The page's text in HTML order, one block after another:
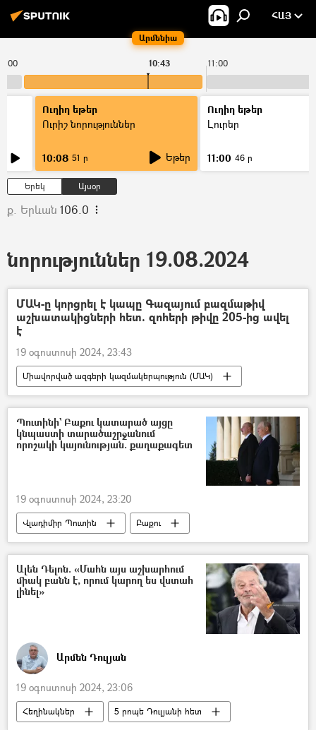
Արմենիա
ՀԱՅ
11:00
10:43
Ուղիղ եթեր
Ուրիշ նորություններ
10:08 51 ր Եթեր
Ուղիղ եթեր
Լուրեր
11:00 46 ր
Երեկ Այսօր
ք. Երևան 106.0
նորություններ 19.08.2024
ՄԱԿ-ը կորցրել է կապը Գազայում բազմաթիվ
աշխատակիցների հետ. զոհերի թիվը 205-ից ավել
է
19 օգոստոսի 2024, 23:43
Միավորված ազգերի կազմակերպություն (ՄԱԿ)
Գազայի հատված
Իսրայել
Պաղեստին
Զոհ
Պուտինի` Բաքու կատարած այցը
կնպաստի տարածաշրջանում
որոշակի կայունության. քաղաքագետ
19 օգոստոսի 2024, 23:20
Վլադիմիր Պուտին
Բաքու
հայ-ադրբեջանական
Ադրբեջան
Հայաստան
Ռուսաստան
բանակցություններ
Իլհամ Ալիև
Ալեն Դելոն. «Մահն այս աշխարհում
միակ բանն է, որում կարող ես վստահ
լինել»
Արմեն Դուլյան
19 օգոստոսի 2024, 23:06
Հեղինակներ
5 րոպե Դուլյանի հետ